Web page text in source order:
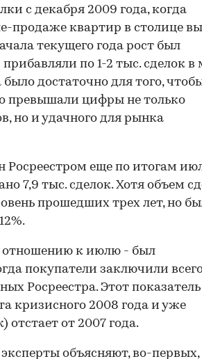
с декабря 2009 года, когда
продаже квартир в столице
текущего года рост был
по 1-2 тыс. сделок в
достаточно для того,
превышали цифры не только
но и удачного для рынка
Росреестром еще по итогам
7,9 тыс. сделок. Хотя объем
прошедших трех лет, но
отношению к июлю - был
покупатели заключили
Росреестра. Этот показатель
кризисного 2008 года и уже
отстает от 2007 года.
объясняют, во-первых,